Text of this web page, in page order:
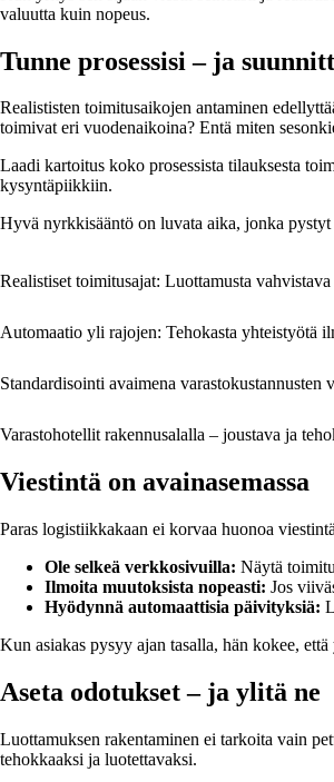
valuutta kuin nopeus.
Tunne prosessisi – ja
Realististen toimitusaikojen antaminen
toimivat eri vuodenaikoina? Entä miten
Laadi kartoitus koko prosessista tilauksesta
kysyntäpiikkiin.
Hyvä nyrkkisääntö on luvata aika, jonka
Realistiset toimitusajat: Luottamusta
Automaatio yli rajojen: Tehokasta yhteistyötä
Standardisointi avaimena varastokustannusten
Varastohotellit rakennusalalla – joustava ja
Viestintä on avainasemassa
Paras logistiikkakaan ei korvaa huonoa
Ole selkeä verkkosivuilla: Näytä
Ilmoita muutoksista nopeasti: Jos
Hyödynnä automaattisia päivityksiä:
Kun asiakas pysyy ajan tasalla, hän kokee,
Aseta odotukset – ja ylitä ne
Luottamuksen rakentaminen ei tarkoita vain
tehokkaaksi ja luotettavaksi.